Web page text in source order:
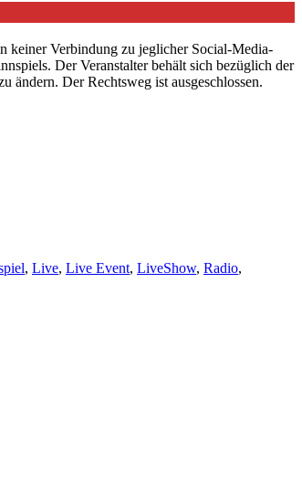
keiner Verbindung zu jeglicher Social-Media-
Der Veranstalter behält sich bezüglich der
ändern. Der Rechtsweg ist ausgeschlossen.
, Live, Live Event, LiveShow, Radio,